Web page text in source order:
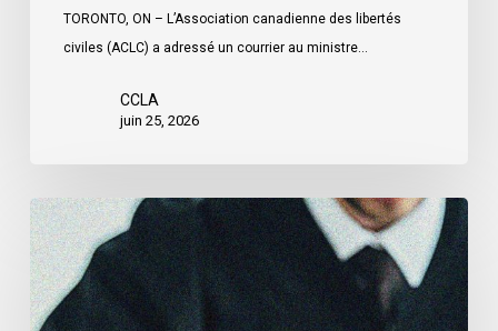
mentaleTORONTO, ON – L’Association canadienne des libertés
civiles (ACLC) a adressé un courrier au ministre…
CCLA
juin 25, 2026
L’ACLC
témoigne
devant
le
Sénat